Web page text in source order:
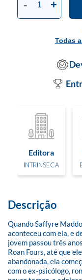
Todas
- +
Editora
INTRINSECA
Descrição
Quando Saffyre
aconteceu com ela, e
jovem passou três
Roan Fours, até que
abandonada, ela
com o ex-psicólogo,